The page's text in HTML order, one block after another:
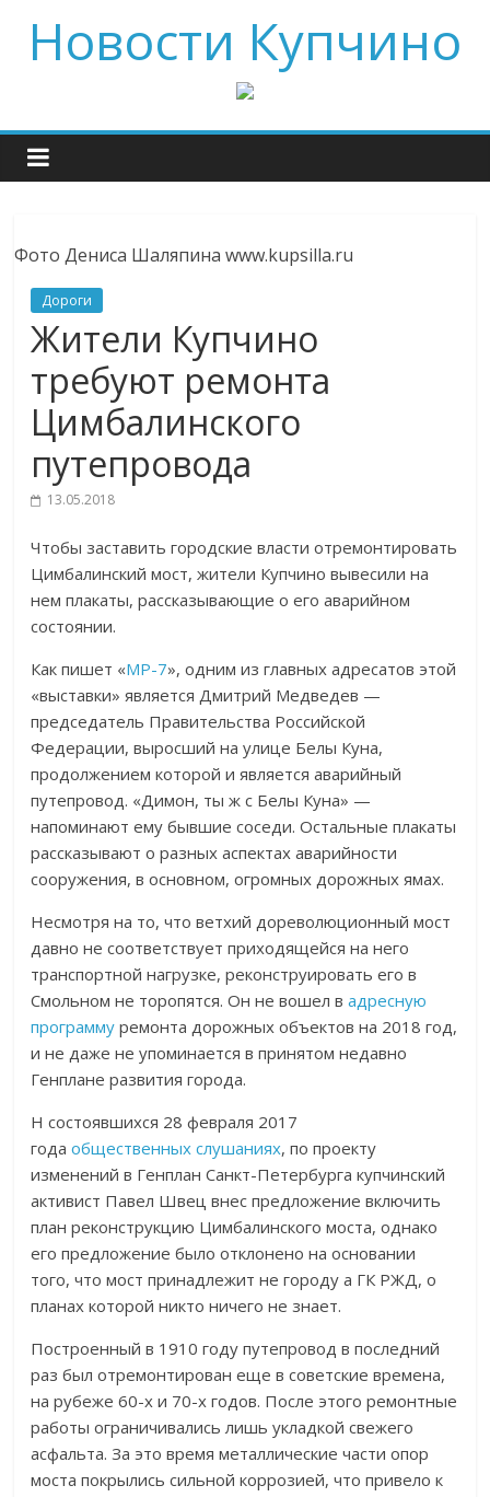
Новости Купчино
Фото Дениса Шаляпина www.kupsilla.ru
Дороги
Жители Купчино
требуют ремонта
Цимбалинского
путепровода
13.05.2018
Чтобы заставить городские власти отремонтировать
Цимбалинский мост, жители Купчино вывесили на
нем плакаты, рассказывающие о его аварийном
состоянии.
Как пишет «МР-7», одним из главных адресатов этой
«выставки» является Дмитрий Медведев —
председатель Правительства Российской
Федерации, выросший на улице Белы Куна,
продолжением которой и является аварийный
путепровод. «Димон, ты ж с Белы Куна» —
напоминают ему бывшие соседи. Остальные плакаты
рассказывают о разных аспектах аварийности
сооружения, в основном, огромных дорожных ямах.
Несмотря на то, что ветхий дореволюционный мост
давно не соответствует приходящейся на него
транспортной нагрузке, реконструировать его в
Смольном не торопятся. Он не вошел вадресную
программу ремонта дорожных объектов на 2018 год,
и не даже не упоминается в принятом недавно
Генплане развития города.
Н состоявшихся 28 февраля 2017
годаобщественных слушаниях, по проекту
изменений в Генплан Санкт-Петербурга купчинский
активист Павел Швец внес предложение включить
план реконструкцию Цимбалинского моста, однако
его предложение было отклонено на основании
того, что мост принадлежит не городу а ГК РЖД, о
планах которой никто ничего не знает.
Построенный в 1910 году путепровод в последний
раз был отремонтирован еще в советские времена,
на рубеже 60-х и 70-х годов. После этого ремонтные
работы ограничивались лишь укладкой свежего
асфальта. За это время металлические части опор
моста покрылись сильной коррозией, что привело к